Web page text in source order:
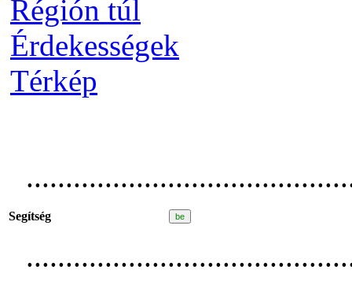
Régión túl
Érdekességek
Térkép
Segítség